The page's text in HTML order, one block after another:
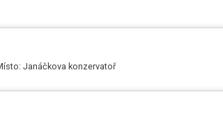
Janáčkova konzervatoř